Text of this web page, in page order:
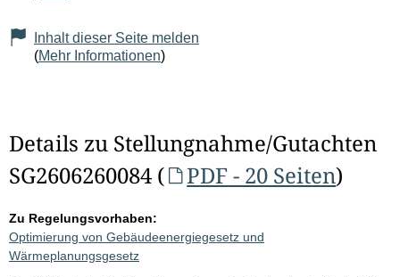
Inhalt dieser Seite melden
(Mehr Informationen)
Details zu Stellungnahme/Gutachten
SG2606260084 (
PDF - 20 Seiten)
Zu Regelungsvorhaben:
Optimierung von Gebäudeenergiegesetz und
Wärmeplanungsgesetz